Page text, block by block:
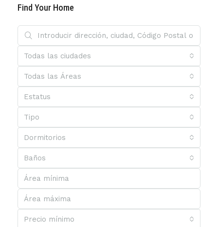
Find Your Home
Todas las ciudades
Todas las Áreas
Estatus
Tipo
Dormitorios
Baños
Precio mínimo